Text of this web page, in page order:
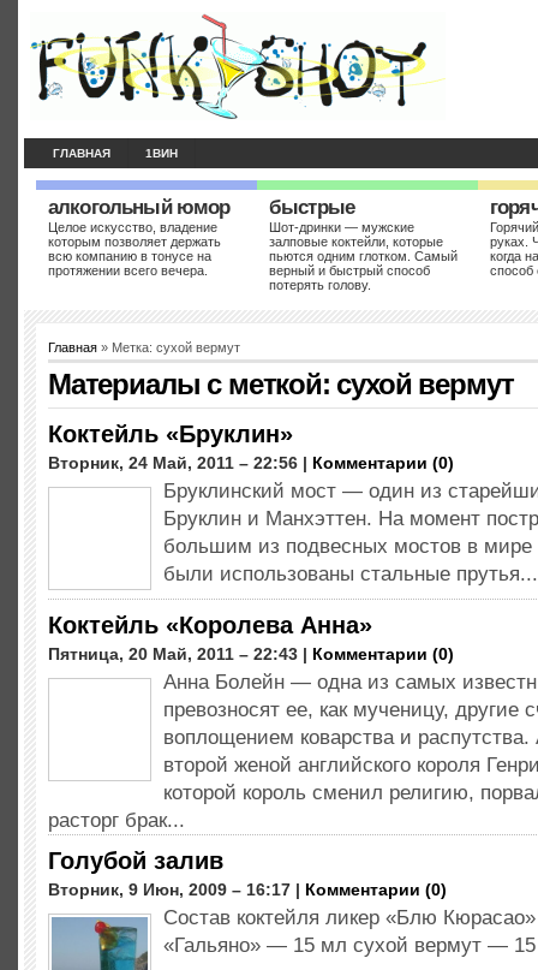
ГЛАВНАЯ 1ВИН
алкогольный юмор
Целое искусство, владение
которым позволяет держать
всю компанию в тонусе на
протяжении всего вечера.
быстрые
Шот-дринки — мужские
залповые коктейли, которые
пьются одним глотком. Самый
верный и быстрый способ
потерять голову.
руках.
когда
способ
Главная » Метка: сухой вермут
Материалы с меткой: сухой вермут
Коктейль «Бруклин»
Вторник, 24 Май, 2011 – 22:56 | Комментарии (0)
Бруклинский мост — один из
Бруклин и Манхэттен. На момент
большим из подвесных мостов в
были использованы стальные
Коктейль «Королева Анна»
Пятница, 20 Май, 2011 – 22:43 | Комментарии (0)
Анна Болейн — одна из самых
превозносят ее, как мученицу, другие
воплощением коварства и
второй женой английского короля
которой король сменил религию,
расторг брак...
Голубой залив
Вторник, 9 Июн, 2009 – 16:17 | Комментарии (0)
Состав коктейля ликер «Блю
«Гальяно» — 15 мл сухой вермут —